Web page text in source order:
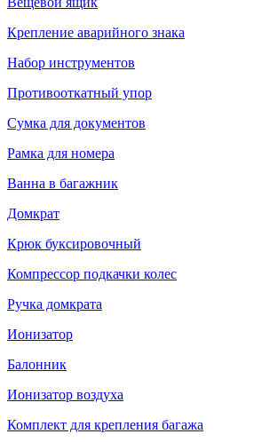
Крепление аварийного знака
Набор инструментов
Противооткатный упор
Сумка для документов
Рамка для номера
Ванна в багажник
Домкрат
Крюк буксировочный
Компрессор подкачки колес
Ручка домкрата
Ионизатор
Балонник
Ионизатор воздуха
Комплект для крепления багажа